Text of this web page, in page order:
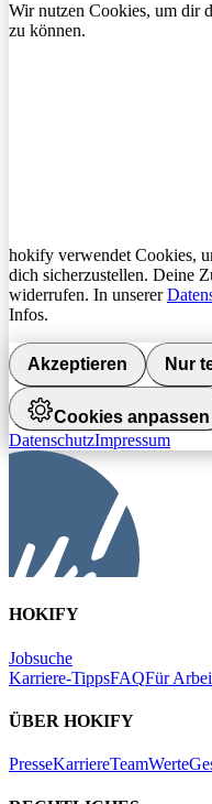
Wir nutzen Cookies, um dir
zu können.
hokify verwendet Cookies,
dich sicherzustellen. Deine
widerrufen. In unserer
Infos.
Akzeptieren Nur
Cookies anpassen
DatenschutzImpressum
HOKIFY
Jobsuche
Karriere-TippsFAQFür
ÜBER HOKIFY
PresseKarriereTeamWerte